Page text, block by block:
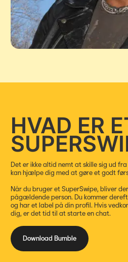
HVAD ER
Det er ikke altid nemt at skille sig ud
kan hjælpe dig med at gøre et godt
Når du bruger et SuperSwipe, bliver
pågældende person. Du kommer
og har et label på din profil. Hvis
dig, er det tid til at starte en chat.
Download Bumble